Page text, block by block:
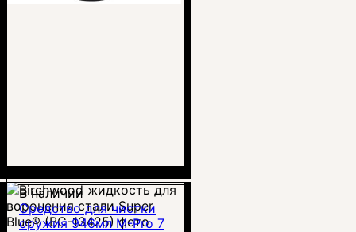
В наличии
Средство для чистки
оружия 946мл M-Pro 7